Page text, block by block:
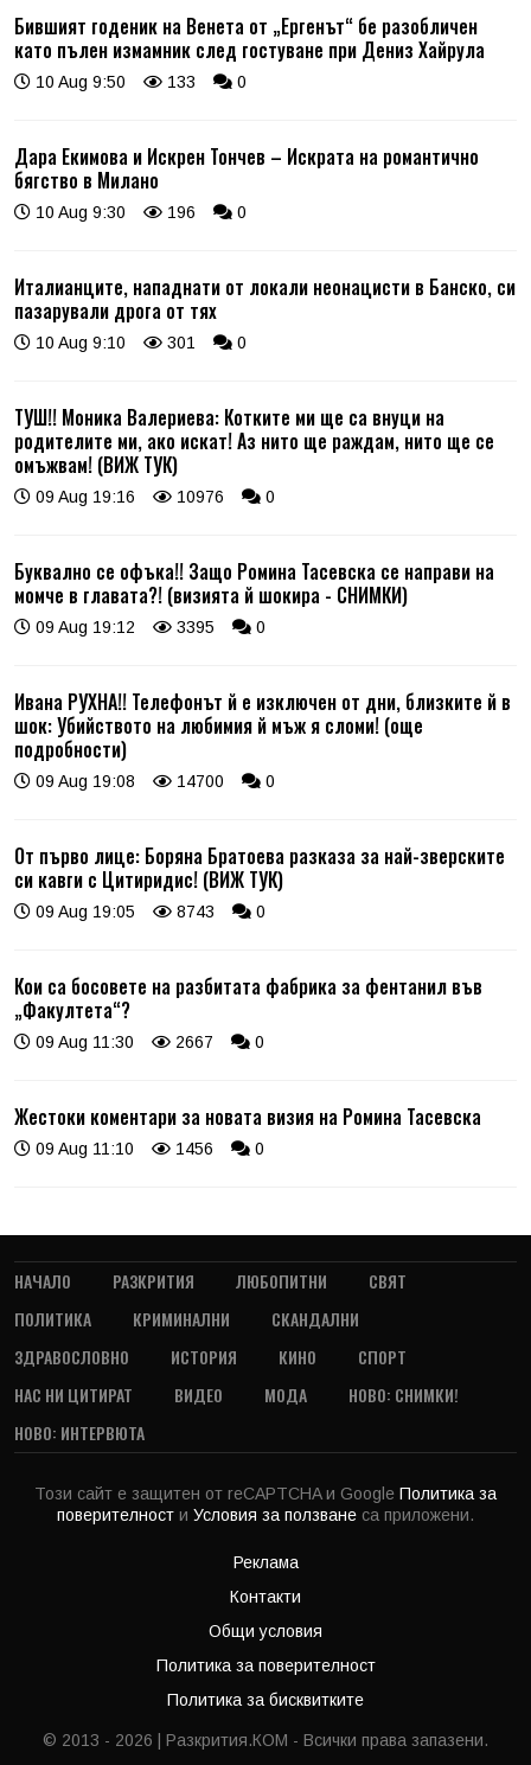
Бившият годеник на Венета от „Ергенът“ бе разобличен
като пълен измамник след гостуване при Дениз Хайрула
10 Aug 9:50 133 0
Дара Екимова и Искрен Тончев – Искрата на романтично
бягство в Милано
10 Aug 9:30 196 0
Италианците, нападнати от локали неонацисти в Банско, си
пазарували дрога от тях
10 Aug 9:10 301 0
ТУШ!! Моника Валериева: Котките ми ще са внуци на
родителите ми, ако искат! Аз нито ще раждам, нито ще се
омъжвам! (ВИЖ ТУК)
09 Aug 19:16 10976 0
Буквално се офъка!! Защо Ромина Тасевска се направи на
момче в главата?! (визията й шокира - СНИМКИ)
09 Aug 19:12 3395 0
Ивана РУХНА!! Телефонът й е изключен от дни, близките й в
шок: Убийството на любимия й мъж я сломи! (още
подробности)
09 Aug 19:08 14700 0
От първо лице: Боряна Братоева разказа за най-зверските
си кавги с Цитиридис! (ВИЖ ТУК)
09 Aug 19:05 8743 0
Кои са босовете на разбитата фабрика за фентанил във
„Факултета“?
09 Aug 11:30 2667 0
Жестоки коментари за новата визия на Ромина Тасевска
09 Aug 11:10 1456 0
НАЧАЛО РАЗКРИТИЯ ЛЮБОПИТНИ
СВЯТ
ПОЛИТИКА
КРИМИНАЛНИ
СКАНДАЛНИ
ЗДРАВОСЛОВНО
ИСТОРИЯ КИНО
СПОРТ
НАС НИ ЦИТИРАТ
ВИДЕО МОДА
НОВО: СНИМКИ!
НОВО: ИНТЕРВЮТА
Този сайт е защитен от reCAPTCHA и Google Политика за
поверителност и Условия за ползване са приложени.
Реклама
Контакти
Общи условия
Политика за поверителност
Политика за бисквитките
© 2013 - 2026 | Разкрития.КОМ - Всички права запазени.